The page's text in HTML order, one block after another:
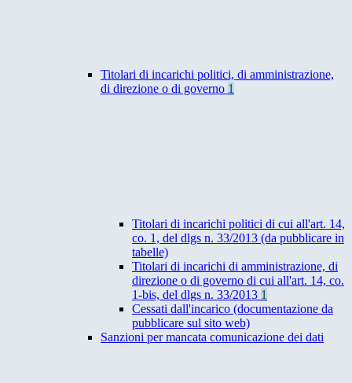
Titolari di incarichi politici, di amministrazione,
di direzione o di governo 1
Titolari di incarichi politici di cui all'art. 14,
co. 1, del dlgs n. 33/2013 (da pubblicare in
tabelle)
Titolari di incarichi di amministrazione, di
direzione o di governo di cui all'art. 14, co.
1-bis, del dlgs n. 33/2013 1
Cessati dall'incarico (documentazione da
pubblicare sul sito web)
Sanzioni per mancata comunicazione dei dati